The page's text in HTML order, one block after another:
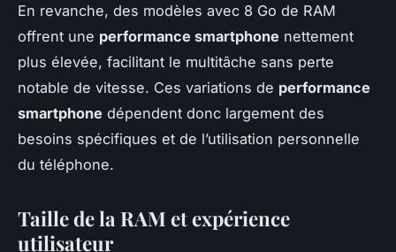
En revanche, des modèles avec 8 Go de RAM
offrent une performance smartphone nettement
plus élevée, facilitant le multitâche sans perte
notable de vitesse. Ces variations de performance
smartphone dépendent donc largement des
besoins spécifiques et de l’utilisation personnelle
du téléphone.
Taille de la RAM et expérience
utilisateur